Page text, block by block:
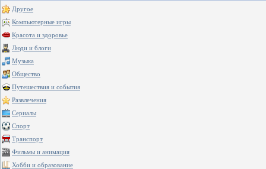
Другое
Компьютерные игры
Красота и здоровье
Люди и блоги
Музыка
Общество
Путешествия и события
Развлечения
Сериалы
Спорт
Транспорт
Фильмы и анимация
Хобби и образование